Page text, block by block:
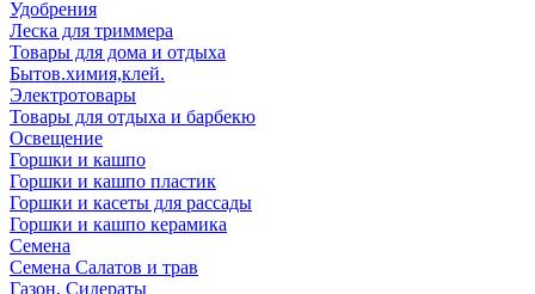
Удобрения
Леска для триммера
Товары для дома и отдыха
Бытов.химия,клей.
Электротовары
Товары для отдыха и барбекю
Освещение
Горшки и кашпо
Горшки и кашпо пластик
Горшки и касеты для рассады
Горшки и кашпо керамика
Семена
Семена Салатов и трав
Газон, Сидераты